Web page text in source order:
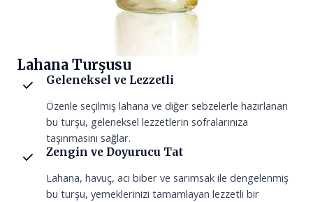
Lahana Turşusu
Geleneksel ve Lezzetli
Özenle seçilmiş lahana ve diğer sebzelerle hazırlanan
bu turşu, geleneksel lezzetlerin sofralarınıza
taşınmasını sağlar.
Zengin ve Doyurucu Tat
Lahana, havuç, acı biber ve sarımsak ile dengelenmiş
bu turşu, yemeklerinizi tamamlayan lezzetli bir